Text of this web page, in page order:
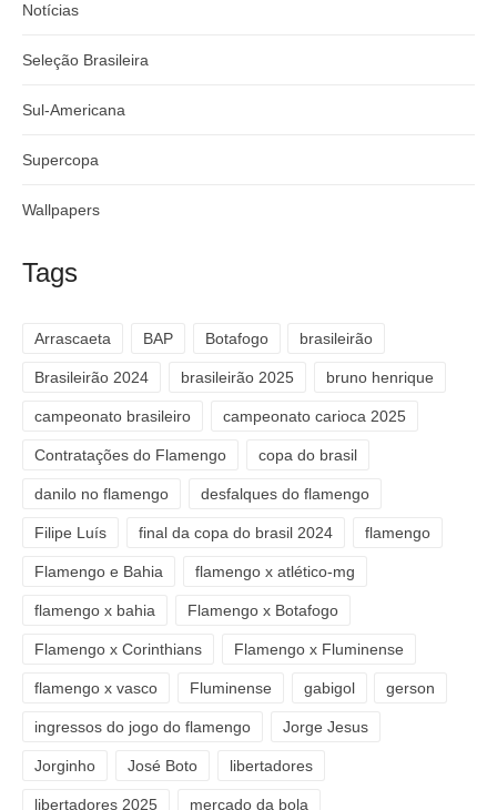
Notícias
Seleção Brasileira
Sul-Americana
Supercopa
Wallpapers
Tags
Arrascaeta BAP Botafogo brasileirão
Brasileirão 2024 brasileirão 2025 bruno henrique
campeonato brasileiro campeonato carioca 2025
Contratações do Flamengo copa do brasil
danilo no flamengo desfalques do flamengo
Filipe Luís final da copa do brasil 2024 flamengo
Flamengo e Bahia flamengo x atlético-mg
flamengo x bahia Flamengo x Botafogo
Flamengo x Corinthians Flamengo x Fluminense
flamengo x vasco Fluminense gabigol gerson
ingressos do jogo do flamengo Jorge Jesus
Jorginho José Boto libertadores
libertadores 2025 mercado da bola